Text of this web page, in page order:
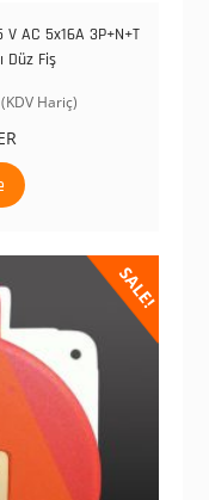
AC 5x16A 3P+N+T
Düz Fiş
Şu
882,00.
(KDV Hariç)
SALE!